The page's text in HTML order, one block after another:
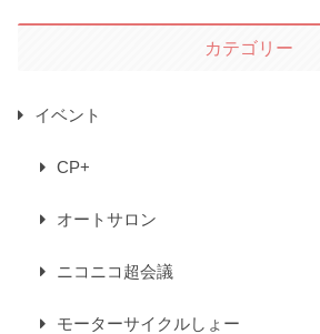
カテゴリー
イベント
CP+
オートサロン
ニコニコ超会議
モーターサイクルしょー